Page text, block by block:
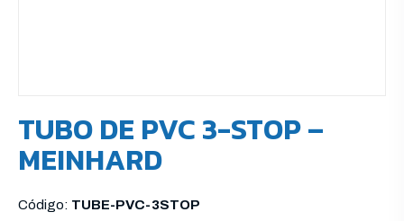
TUBO DE PVC 3-STOP –
MEINHARD
Código: TUBE-PVC-3STOP